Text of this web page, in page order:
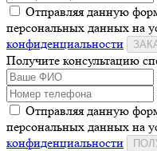
Отправляя данную
персональных данных на
конфиденциальности
Получите консультацию
Отправляя данную
персональных данных на
конфиденциальности